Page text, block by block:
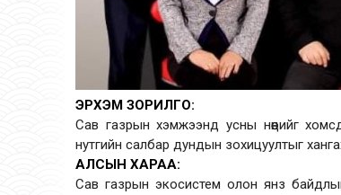
ЭРХЭМ ЗОРИЛГО:
Сав газрын хэмжээнд усны нөөцийг
нутгийн салбар дундын зохицуултыг
АЛСЫН ХАРАА:
Сав газрын экосистем олон янз